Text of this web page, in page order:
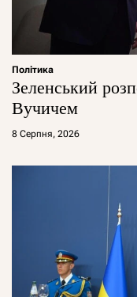
Політика
Зеленський
Вучичем
8 Серпня, 2026